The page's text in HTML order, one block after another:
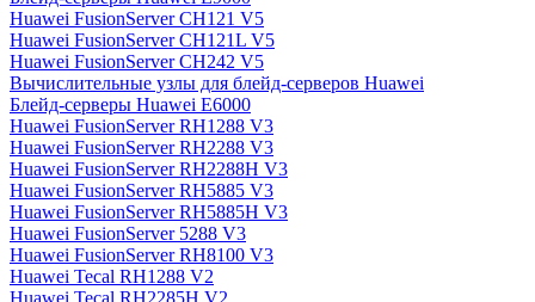
Huawei FusionServer CH121 V5
Huawei FusionServer CH121L V5
Huawei FusionServer CH242 V5
Вычислительные узлы для блейд-серверов Huawei
Блейд-серверы Huawei E6000
Huawei FusionServer RH1288 V3
Huawei FusionServer RH2288 V3
Huawei FusionServer RH2288H V3
Huawei FusionServer RH5885 V3
Huawei FusionServer RH5885H V3
Huawei FusionServer 5288 V3
Huawei FusionServer RH8100 V3
Huawei Tecal RH1288 V2
Huawei Tecal RH2285H V2